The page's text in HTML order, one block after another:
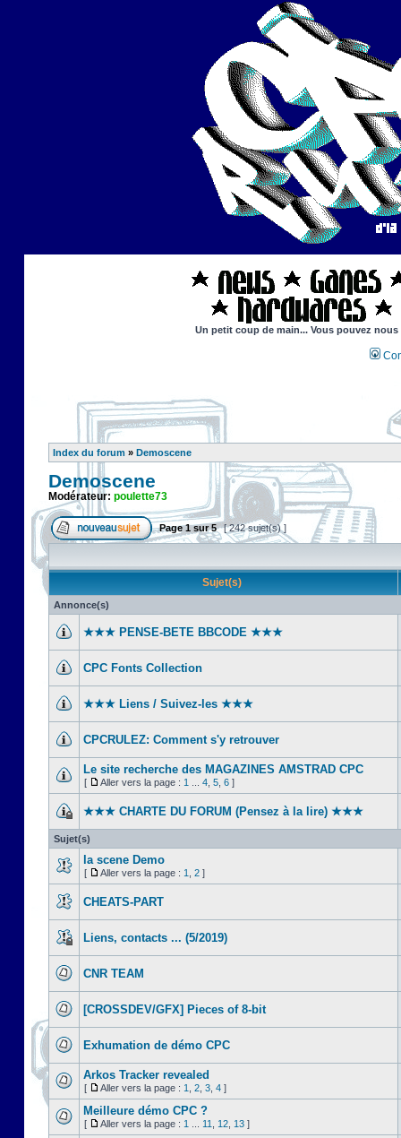
Un petit coup de main... Vous pouvez
Index du forum » Demoscene
Demoscene
Modérateur: poulette73
Page1sur5 [ 242 sujet(s) ]
Sujet(s)
Annonce(s)
★★★ PENSE-BETE BBCODE ★★★
CPC Fonts Collection
★★★ Liens / Suivez-les ★★★
CPCRULEZ: Comment s'y retrouver‎
Le site recherche des MAGAZINES AMSTRAD CPC
[ Aller vers la page : 1 4 5 6 ]
★★★ CHARTE DU FORUM (Pensez à la lire) ★★★
Sujet(s)
la scene Demo
[ Aller vers la page : 1 2 ]
CHEATS-PART
Liens, contacts ... (5/2019)
CNR TEAM
[CROSSDEV/GFX] Pieces of 8-bit
Exhumation de démo CPC
Arkos Tracker revealed
[ Aller vers la page : 1 2 3 4 ]
Meilleure démo CPC ?
[ Aller vers la page : 1 11 12 13 ]